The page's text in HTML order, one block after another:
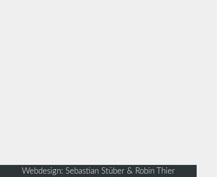
Webdesign: Sebastian Stüber & Robin Thier